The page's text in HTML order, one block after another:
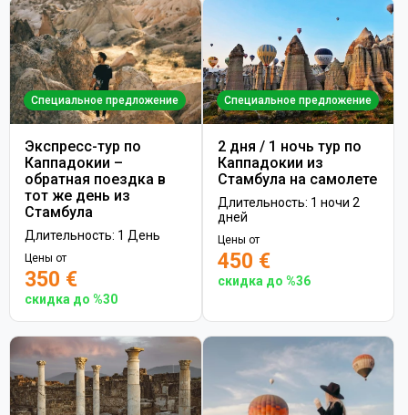
Специальное предложение
Экспресс-тур по
Каппадокии –
обратная поездка в
тот же день из
Стамбула
Длительность: 1 День
Цены от
350 €
скидка до %30
Специальное предложение
2 дня / 1 ночь тур по
Каппадокии из
Стамбула на самолете
Длительность: 1 ночи 2
дней
Цены от
450 €
скидка до %36